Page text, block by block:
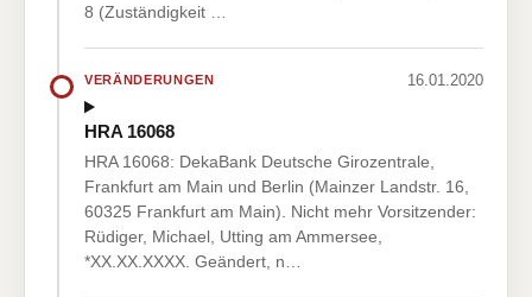
8 (Zuständigkeit …
VERÄNDERUNGEN 16.01.2020
HRA 16068
HRA 16068: DekaBank Deutsche Girozentrale,
Frankfurt am Main und Berlin (Mainzer Landstr. 16,
60325 Frankfurt am Main). Nicht mehr Vorsitzender:
Rüdiger, Michael, Utting am Ammersee,
*XX.XX.XXXX. Geändert, n…